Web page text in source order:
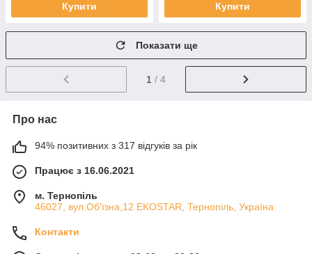
Купити Купити
Показати ще
1 / 4
Про нас
94% позитивних з 317 відгуків за рік
Працює з 16.06.2021
м. Тернопіль
46027, вул.Об'їзна,12 EKOSTAR, Тернопіль, Україна
Контакти